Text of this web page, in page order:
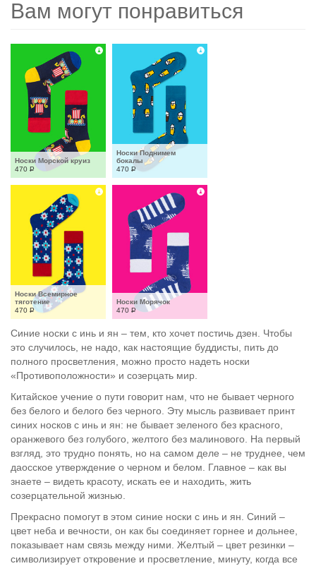
Вам могут понравиться
Носки Морской круиз
470 Р
Носки Поднимем
бокалы
470 Р
Носки Всемирное
тяготение
470 Р
Носки Морячок
470 Р
Синие носки с инь и ян – тем, кто хочет постичь дзен. Чтобы
это случилось, не надо, как настоящие буддисты, пить до
полного просветления, можно просто надеть носки
«Противоположности» и созерцать мир.
Китайское учение о пути говорит нам, что не бывает черного
без белого и белого без черного. Эту мысль развивает принт
синих носков с инь и ян: не бывает зеленого без красного,
оранжевого без голубого, желтого без малинового. На первый
взгляд, это трудно понять, но на самом деле – не труднее, чем
даосское утверждение о черном и белом. Главное – как вы
знаете – видеть красоту, искать ее и находить, жить
созерцательной жизнью.
Прекрасно помогут в этом синие носки с инь и ян. Синий –
цвет неба и вечности, он как бы соединяет горнее и дольнее,
показывает нам связь между ними. Желтый – цвет резинки –
символизирует откровение и просветление, минуту, когда все